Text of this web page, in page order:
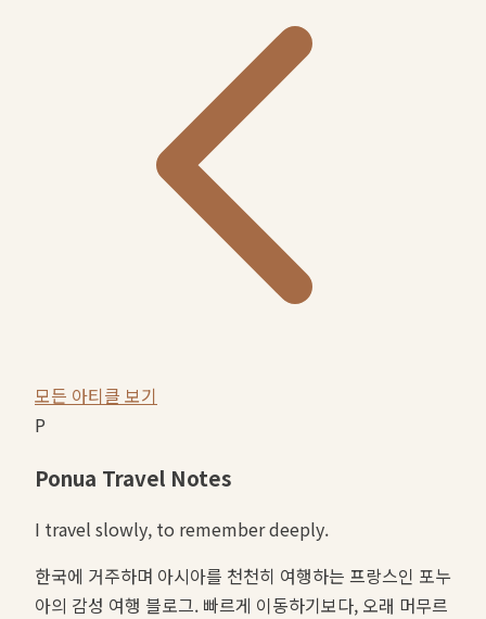
모든 아티클 보기
P
Ponua Travel Notes
I travel slowly, to remember deeply.
한국에 거주하며 아시아를 천천히 여행하는 프랑스인 포누
아의 감성 여행 블로그. 빠르게 이동하기보다, 오래 머무르